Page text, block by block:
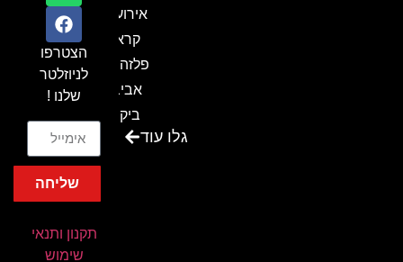
אירועים
קראון
פלזה תל
אביב-
ביקור
בכנסגלו עוד
הצטרפו
לניוזלטר
שלנו !
שליחה
תקנון ותנאי
שימוש